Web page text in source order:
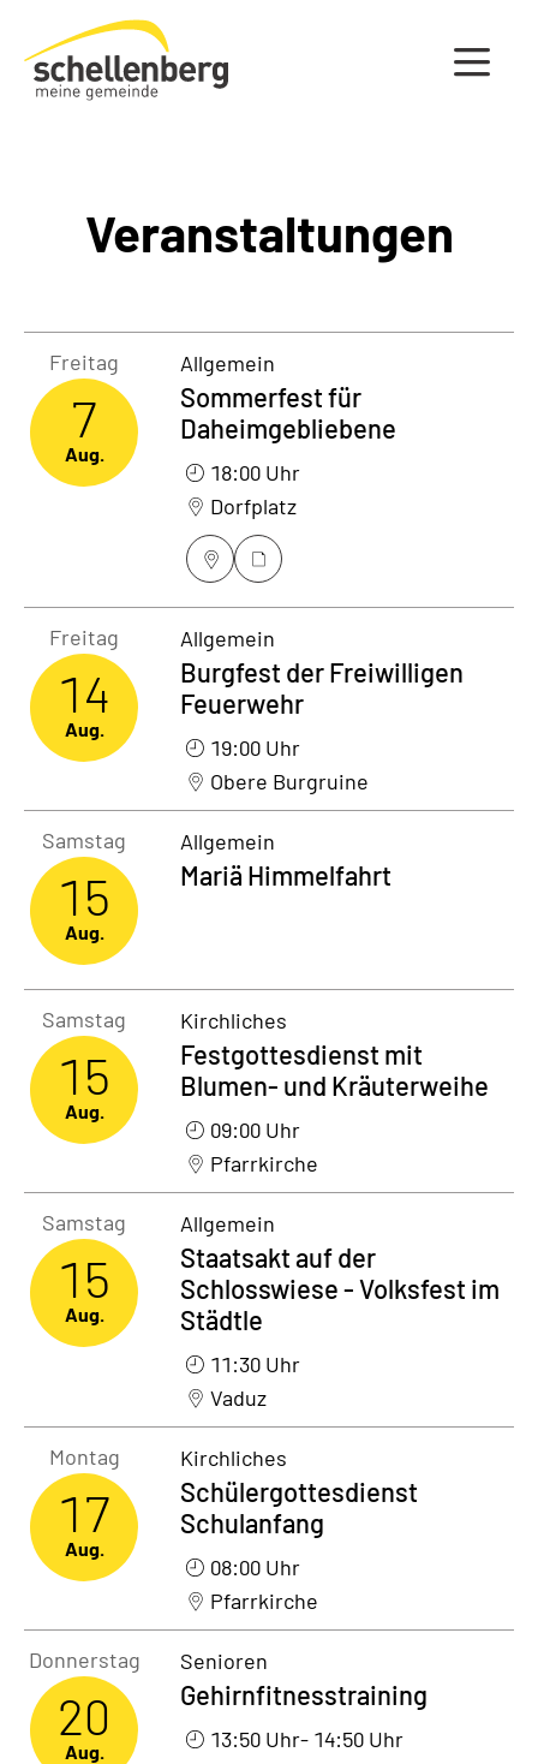
Gemeinde Schellenberg Startseite
Veranstaltungen
Freitag
7
Aug.
Sommerfest für
Daheimgebliebene
Allgemein
18:00 Uhr
Dorfplatz
Freitag
14
Aug.
Burgfest der Freiwilligen
Feuerwehr
Allgemein
19:00 Uhr
Obere Burgruine
Samstag
15
Aug.
Mariä Himmelfahrt
Allgemein
Samstag
15
Aug.
Festgottesdienst mit
Blumen- und Kräuterweihe
Kirchliches
09:00 Uhr
Pfarrkirche
Samstag
15
Aug.
Staatsakt auf der
Schlosswiese - Volksfest im
Städtle
Allgemein
11:30 Uhr
Vaduz
Montag
17
Aug.
Schülergottesdienst
Schulanfang
Kirchliches
08:00 Uhr
Pfarrkirche
Donnerstag
20
Aug.
Gehirnfitnesstraining
Senioren
13:50 Uhr- 14:50 Uhr